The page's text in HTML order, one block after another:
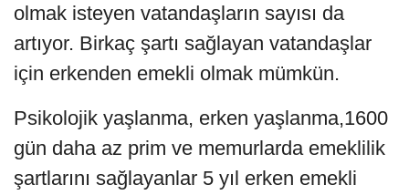
olmak isteyen vatandaşların sayısı da
artıyor. Birkaç şartı sağlayan vatandaşlar
için erkenden emekli olmak mümkün.
Psikolojik yaşlanma, erken yaşlanma,1600
gün daha az prim ve memurlarda emeklilik
şartlarını sağlayanlar 5 yıl erken emekli